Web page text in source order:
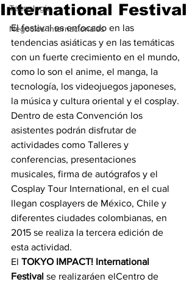
Tecnología
Negocios Internacionales
International Festival
El festival es enfocado en las
tendencias asiáticas y en las temáticas
con un fuerte crecimiento en el mundo,
como lo son el anime, el manga, la
tecnología, los videojuegos japoneses,
la música y cultura oriental y el cosplay.
Dentro de esta Convención los
asistentes podrán disfrutar de
actividades como Talleres y
conferencias, presentaciones
musicales, firma de autógrafos y el
Cosplay Tour International, en el cual
llegan cosplayers de México, Chile y
diferentes ciudades colombianas, en
2015 se realiza la tercera edición de
esta actividad.
El TOKYO IMPACT! International
Festival se realizaráen elCentro de